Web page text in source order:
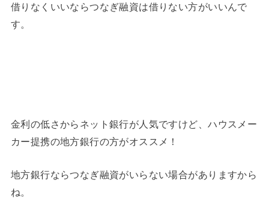
借りなくいいならつなぎ融資は借りない方がいいんで
す。
金利の低さからネット銀行が人気ですけど、ハウスメー
カー提携の地方銀行の方がオススメ！
地方銀行ならつなぎ融資がいらない場合がありますから
ね。